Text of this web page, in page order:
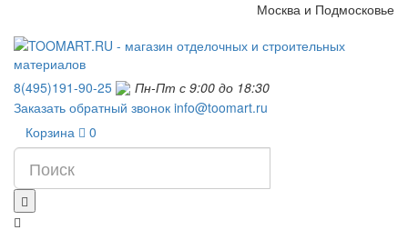
Москва и Подмосковье
8(495)191-90-25
Пн-Пт с 9:00 до 18:30
Заказать обратный звонок info@toomart.ru
Корзина
0